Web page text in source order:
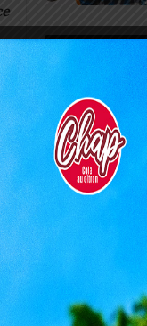
Articles récents
Interclubs CAF:
morceaux
Togo/ Boissons
sonnette d’alarme
Togo/ Rentrée
liste officielle des
ESSAL 2026 :
visite médicale à
SWEDD+ Togo /
maitres-artisans